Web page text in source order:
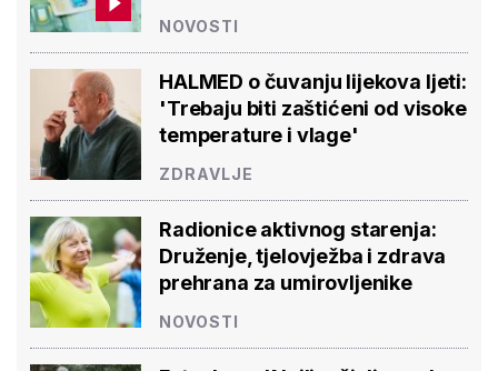
NOVOSTI
HALMED o čuvanju lijekova ljeti:
'Trebaju biti zaštićeni od visoke
temperature i vlage'
ZDRAVLJE
Radionice aktivnog starenja:
Druženje, tjelovježba i zdrava
prehrana za umirovljenike
NOVOSTI